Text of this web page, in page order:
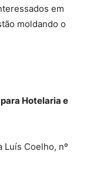
em
moldando o
Hotelaria e
Luís Coelho, nº